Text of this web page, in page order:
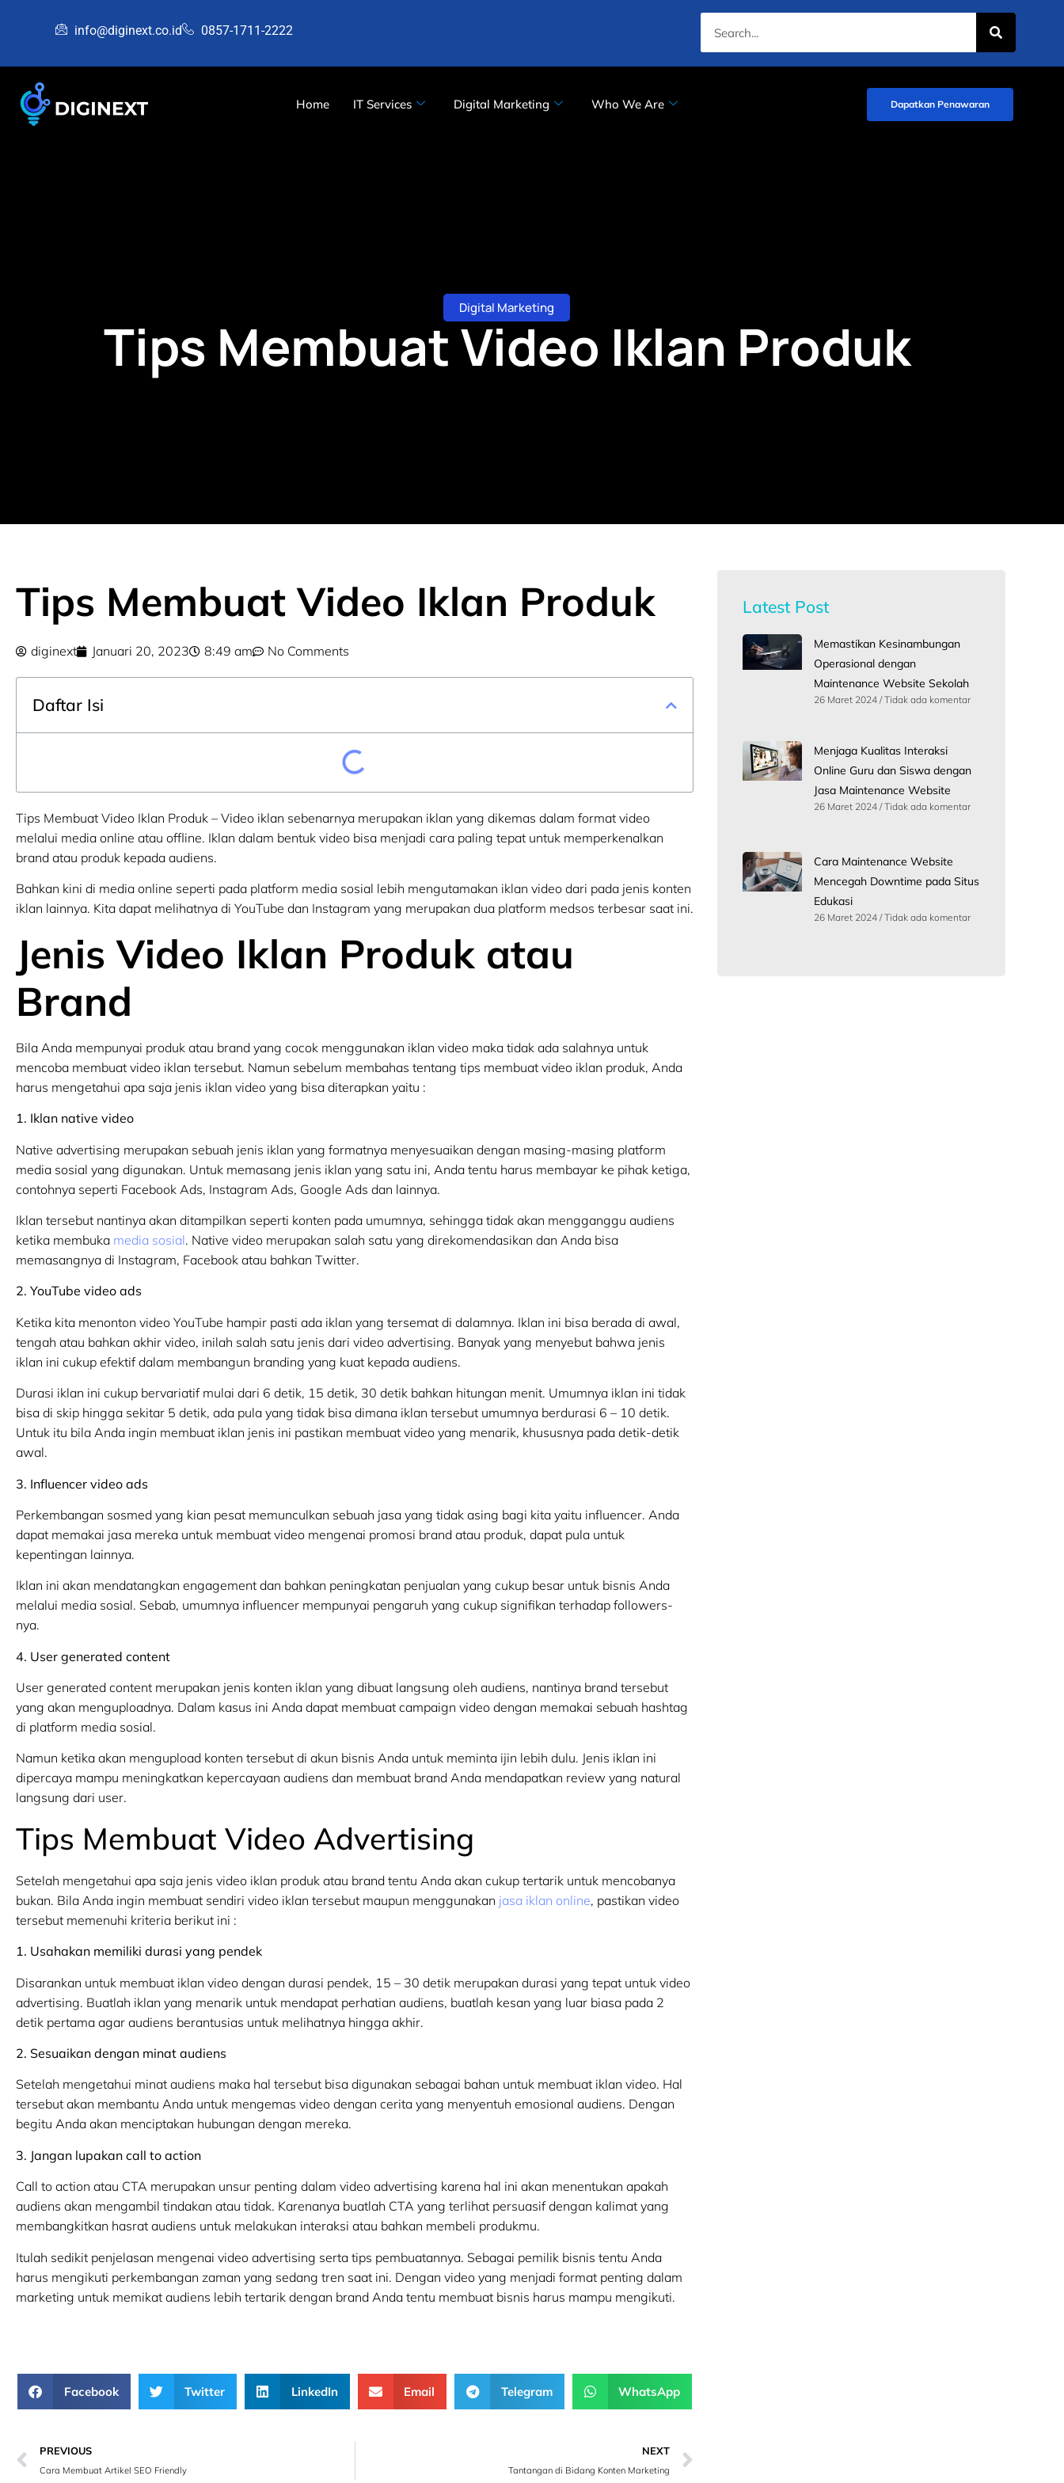
info@diginext.co.id 0857-1711-2222
Home IT Services Digital Marketing Who We Are Dapatkan Penawaran
Digital Marketing
Tips Membuat Video Iklan Produk
Tips Membuat Video Iklan Produk
diginext Januari 20, 2023 8:49 am No Comments
Daftar Isi
Tips Membuat Video Iklan Produk – Video iklan sebenarnya merupakan iklan yang dikemas dalam format video
melalui media online atau offline. Iklan dalam bentuk video bisa menjadi cara paling tepat untuk memperkenalkan
brand atau produk kepada audiens.
Bahkan kini di media online seperti pada platform media sosial lebih mengutamakan iklan video dari pada jenis konten
iklan lainnya. Kita dapat melihatnya di YouTube dan Instagram yang merupakan dua platform medsos terbesar saat ini.
Jenis Video Iklan Produk atau
Brand
Bila Anda mempunyai produk atau brand yang cocok menggunakan iklan video maka tidak ada salahnya untuk
mencoba membuat video iklan tersebut. Namun sebelum membahas tentang tips membuat video iklan produk, Anda
harus mengetahui apa saja jenis iklan video yang bisa diterapkan yaitu :
1. Iklan native video
Native advertising merupakan sebuah jenis iklan yang formatnya menyesuaikan dengan masing-masing platform
media sosial yang digunakan. Untuk memasang jenis iklan yang satu ini, Anda tentu harus membayar ke pihak ketiga,
contohnya seperti Facebook Ads, Instagram Ads, Google Ads dan lainnya.
Iklan tersebut nantinya akan ditampilkan seperti konten pada umumnya, sehingga tidak akan mengganggu audiens
ketika membuka media sosial. Native video merupakan salah satu yang direkomendasikan dan Anda bisa
memasangnya di Instagram, Facebook atau bahkan Twitter.
2. YouTube video ads
Ketika kita menonton video YouTube hampir pasti ada iklan yang tersemat di dalamnya. Iklan ini bisa berada di awal,
tengah atau bahkan akhir video, inilah salah satu jenis dari video advertising. Banyak yang menyebut bahwa jenis
iklan ini cukup efektif dalam membangun branding yang kuat kepada audiens.
Durasi iklan ini cukup bervariatif mulai dari 6 detik, 15 detik, 30 detik bahkan hitungan menit. Umumnya iklan ini tidak
bisa di skip hingga sekitar 5 detik, ada pula yang tidak bisa dimana iklan tersebut umumnya berdurasi 6 – 10 detik.
Untuk itu bila Anda ingin membuat iklan jenis ini pastikan membuat video yang menarik, khususnya pada detik-detik
awal.
3. Influencer video ads
Perkembangan sosmed yang kian pesat memunculkan sebuah jasa yang tidak asing bagi kita yaitu influencer. Anda
dapat memakai jasa mereka untuk membuat video mengenai promosi brand atau produk, dapat pula untuk
kepentingan lainnya.
Iklan ini akan mendatangkan engagement dan bahkan peningkatan penjualan yang cukup besar untuk bisnis Anda
melalui media sosial. Sebab, umumnya influencer mempunyai pengaruh yang cukup signifikan terhadap followers-
nya.
4. User generated content
User generated content merupakan jenis konten iklan yang dibuat langsung oleh audiens, nantinya brand tersebut
yang akan menguploadnya. Dalam kasus ini Anda dapat membuat campaign video dengan memakai sebuah hashtag
di platform media sosial.
Namun ketika akan mengupload konten tersebut di akun bisnis Anda untuk meminta ijin lebih dulu. Jenis iklan ini
dipercaya mampu meningkatkan kepercayaan audiens dan membuat brand Anda mendapatkan review yang natural
langsung dari user.
Tips Membuat Video Advertising
Setelah mengetahui apa saja jenis video iklan produk atau brand tentu Anda akan cukup tertarik untuk mencobanya
bukan. Bila Anda ingin membuat sendiri video iklan tersebut maupun menggunakan jasa iklan online, pastikan video
tersebut memenuhi kriteria berikut ini :
1. Usahakan memiliki durasi yang pendek
Disarankan untuk membuat iklan video dengan durasi pendek, 15 – 30 detik merupakan durasi yang tepat untuk video
advertising. Buatlah iklan yang menarik untuk mendapat perhatian audiens, buatlah kesan yang luar biasa pada 2
detik pertama agar audiens berantusias untuk melihatnya hingga akhir.
2. Sesuaikan dengan minat audiens
Setelah mengetahui minat audiens maka hal tersebut bisa digunakan sebagai bahan untuk membuat iklan video. Hal
tersebut akan membantu Anda untuk mengemas video dengan cerita yang menyentuh emosional audiens. Dengan
begitu Anda akan menciptakan hubungan dengan mereka.
3. Jangan lupakan call to action
Call to action atau CTA merupakan unsur penting dalam video advertising karena hal ini akan menentukan apakah
audiens akan mengambil tindakan atau tidak. Karenanya buatlah CTA yang terlihat persuasif dengan kalimat yang
membangkitkan hasrat audiens untuk melakukan interaksi atau bahkan membeli produkmu.
Itulah sedikit penjelasan mengenai video advertising serta tips pembuatannya. Sebagai pemilik bisnis tentu Anda
harus mengikuti perkembangan zaman yang sedang tren saat ini. Dengan video yang menjadi format penting dalam
marketing untuk memikat audiens lebih tertarik dengan brand Anda tentu membuat bisnis harus mampu mengikuti.
Facebook Twitter LinkedIn Email Telegram WhatsApp
PREVIOUS
Cara Membuat Artikel SEO Friendly
NEXT
Tantangan di Bidang Konten Marketing
Latest Post
Memastikan Kesinambungan
Operasional dengan
Maintenance Website Sekolah
26 Maret 2024 Tidak ada komentar
Menjaga Kualitas Interaksi
Online Guru dan Siswa dengan
Jasa Maintenance Website
26 Maret 2024 Tidak ada komentar
Cara Maintenance Website
Mencegah Downtime pada Situs
Edukasi
26 Maret 2024 Tidak ada komentar